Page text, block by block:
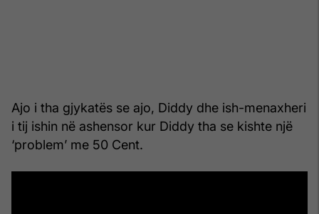
Ajo i tha gjykatës se ajo, Diddy dhe ish-menaxheri
i tij ishin në ashensor kur Diddy tha se kishte një
‘problem’ me 50 Cent.